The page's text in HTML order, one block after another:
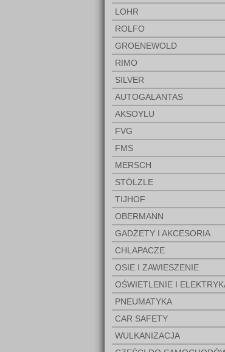
LOHR
ROLFO
GROENEWOLD
RIMO
SILVER
AUTOGALANTAS
AKSOYLU
FVG
FMS
MERSCH
STÖLZLE
TIJHOF
OBERMANN
GADŻETY I AKCESORIA
CHLAPACZE
OSIE I ZAWIESZENIE
OŚWIETLENIE I
PNEUMATYKA
CAR SAFETY
WULKANIZACJA